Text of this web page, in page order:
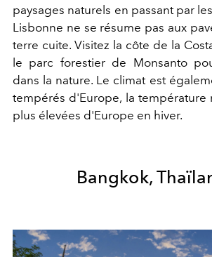
paysages naturels en passant par
Lisbonne ne se résume pas aux
terre cuite. Visitez la côte de la
le parc forestier de Monsanto
dans la nature. Le climat est
tempérés d'Europe, la température
plus élevées d'Europe en hiver.
Bangkok,